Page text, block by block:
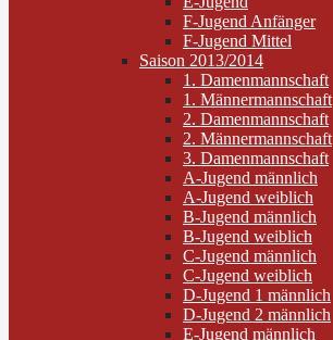
F-Jugend Anfänger
F-Jugend Mittel
Saison 2013/2014
1. Damenmannschaft
1. Männermannschaft
2. Damenmannschaft
2. Männermannschaft
3. Damenmannschaft
A-Jugend männlich
A-Jugend weiblich
B-Jugend männlich
B-Jugend weiblich
C-Jugend männlich
C-Jugend weiblich
D-Jugend 1 männlich
D-Jugend 2 männlich
E-Jugend männlich